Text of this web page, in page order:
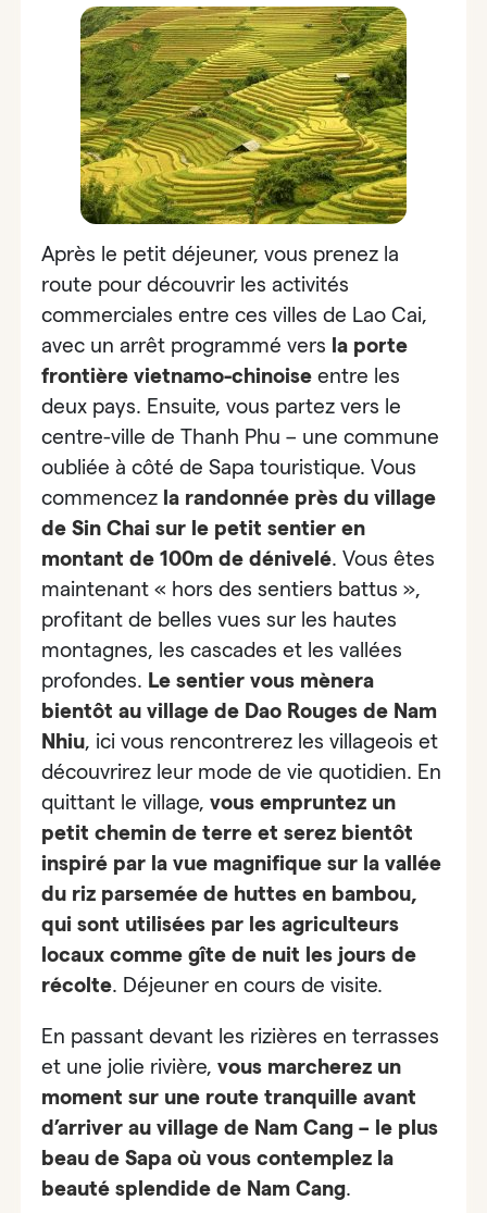
Après le petit déjeuner, vous prenez la
route pour découvrir les activités
commerciales entre ces villes de Lao Cai,
avec un arrêt programmé vers la porte
frontière vietnamo-chinoise entre les
deux pays. Ensuite, vous partez vers le
centre-ville de Thanh Phu – une commune
oubliée à côté de Sapa touristique. Vous
commencez la randonnée près du village
de Sin Chai sur le petit sentier en
montant de 100m de dénivelé. Vous êtes
maintenant « hors des sentiers battus »,
profitant de belles vues sur les hautes
montagnes, les cascades et les vallées
profondes. Le sentier vous mènera
bientôt au village de Dao Rouges de Nam
Nhiu, ici vous rencontrerez les villageois et
découvrirez leur mode de vie quotidien. En
quittant le village,vous empruntez un
petit chemin de terre et serez bientôt
inspiré par la vue magnifique sur la vallée
du riz parsemée de huttes en bambou,
qui sont utilisées par les agriculteurs
locaux comme gîte de nuit les jours de
récolte. Déjeuner en cours de visite.
En passant devant les rizières en terrasses
et une jolie rivière,vous marcherez un
moment sur une route tranquille avant
d’arriver au village de Nam Cang – le plus
beau de Sapaoù vous contemplez la
beauté splendide de Nam Cang.